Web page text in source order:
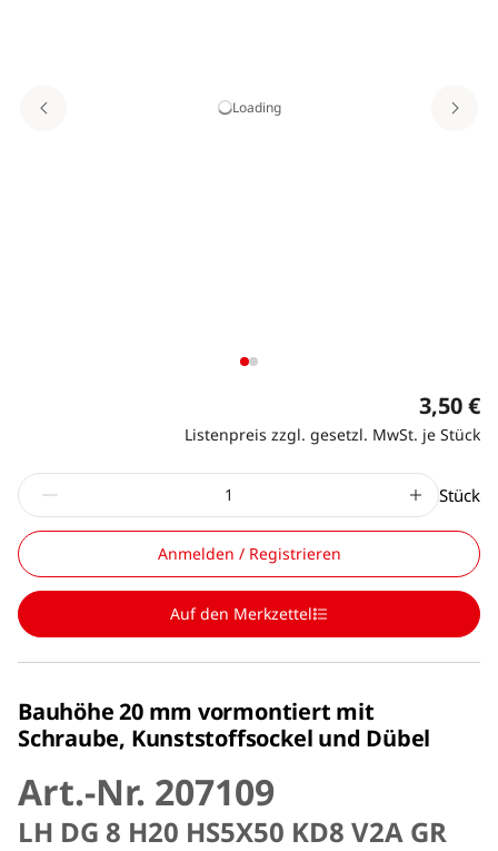
Loading
3,50 €
Listenpreis zzgl. gesetzl. MwSt. je Stück
Stück
Anmelden / Registrieren
Auf den Merkzettel
Bauhöhe 20 mm vormontiert mit
Schraube, Kunststoffsockel und Dübel
Art.-Nr. 207109
LH DG 8 H20 HS5X50 KD8 V2A GR